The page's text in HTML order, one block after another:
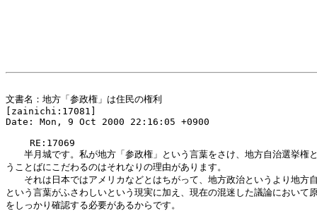
文書名：地方「参政権」は住民の権利
[zainichi:17081]
Date: Mon, 9 Oct 2000 22:16:05 +0900
RE:17069
半月城です。私が地方「参政権」という言葉をさけ、地方自治選挙権
うことばにこだわるのはそれなりの理由があります。
それは日本ではアメリカなどとはちがって、地方政治というより地方
という言葉がふさわしいという現実に加え、現在の混迷した議論において
をしっかり確認する必要があるからです。